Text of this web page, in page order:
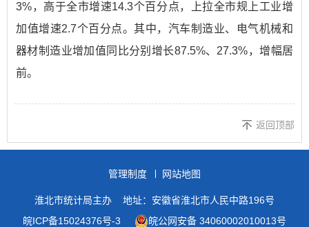
3%，高于全市增速14.3个百分点，上拉全市规上工业增
加值增速2.7个百分点。其中，汽车制造业、电气机械和
器材制造业增加值同比分别增长87.5%、27.3%，增幅居
前。
返回顶部
管理制度 网站地图
淮北市统计局主办
地址：安徽省淮北市人民中路196号
皖ICP备15024376号-3
皖公网安备 34060002010013号